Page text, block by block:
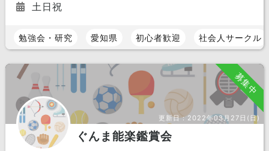
土日祝
勉強会・研究 愛知県 初心者歓迎 社会人サークル
募集中
更新日：2022年03月27日(日)
ぐんま能楽鑑賞会